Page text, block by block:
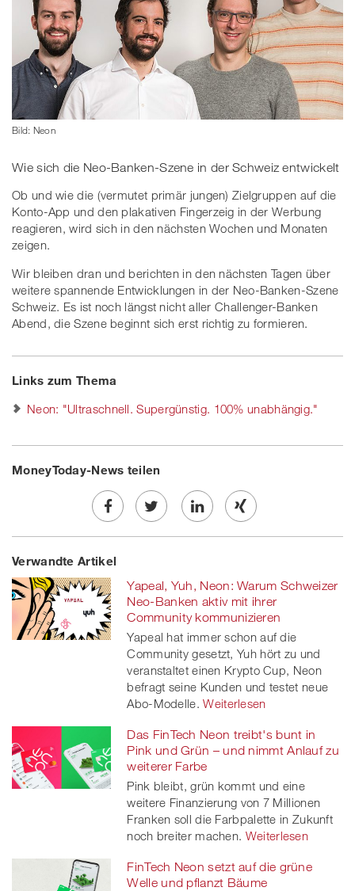
Bild: Neon
Wie sich die Neo-Banken-Szene in der Schweiz entwickelt
Ob und wie die (vermutet primär jungen) Zielgruppen auf die
Konto-App und den plakativen Fingerzeig in der Werbung
reagieren, wird sich in den nächsten Wochen und Monaten
zeigen.
Wir bleiben dran und berichten in den nächsten Tagen über
weitere spannende Entwicklungen in der Neo-Banken-Szene
Schweiz. Es ist noch längst nicht aller Challenger-Banken
Abend, die Szene beginnt sich erst richtig zu formieren.
Links zum Thema
Neon: "Ultraschnell. Supergünstig. 100% unabhängig."
MoneyToday-News teilen
Share
on
Facebook
Twe
on
twitt
er
Share
linkedin
Share
Xing
Verwandte Artikel
Yapeal, Yuh, Neon: Warum Schweizer
Neo-Banken aktiv mit ihrer
Community kommunizieren
Yapeal hat immer schon auf die
Community gesetzt, Yuh hört zu und
veranstaltet einen Krypto Cup, Neon
befragt seine Kunden und testet neue
Abo-Modelle. Weiterlesen
Das FinTech Neon treibt's bunt in
Pink und Grün – und nimmt Anlauf zu
weiterer Farbe
Pink bleibt, grün kommt und eine
weitere Finanzierung von 7 Millionen
Franken soll die Farbpalette in Zukunft
noch breiter machen. Weiterlesen
FinTech Neon setzt auf die grüne
Welle und pflanzt Bäume